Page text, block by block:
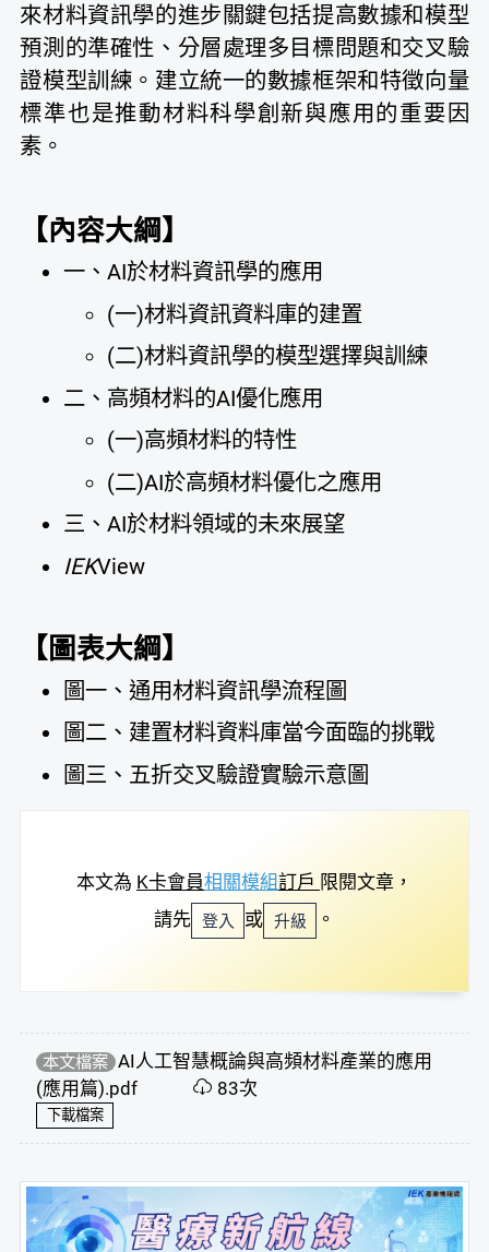
來材料資訊學的進步關鍵包括提高數據和模型
預測的準確性、分層處理多目標問題和交叉驗
證模型訓練。建立統一的數據框架和特徵向量
標準也是推動材料科學創新與應用的重要因
素。
【內容大綱】
一、AI於材料資訊學的應用
(一)材料資訊資料庫的建置
(二)材料資訊學的模型選擇與訓練
二、高頻材料的AI優化應用
(一)高頻材料的特性
(二)AI於高頻材料優化之應用
三、AI於材料領域的未來展望
IEKView
【圖表大綱】
圖一、通用材料資訊學流程圖
圖二、建置材料資料庫當今面臨的挑戰
圖三、五折交叉驗證實驗示意圖
本文為 K卡會員相關模組訂戶 限閱文章，
請先 登入 或 升級 。
本文檔案 AI人工智慧概論與高頻材料產業的應用
(應用篇).pdf
83次
下載檔案